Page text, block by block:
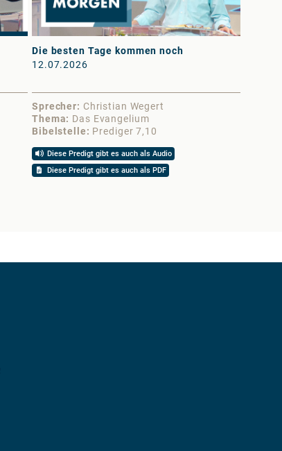
Die besten Tage kommen noch
12.07.2026
Sprecher
Christian Wegert
Thema
Das Evangelium
Bibelstelle
Prediger 7,10
Diese Predigt gibt es auch als Audio
Diese Predigt gibt es auch als PDF